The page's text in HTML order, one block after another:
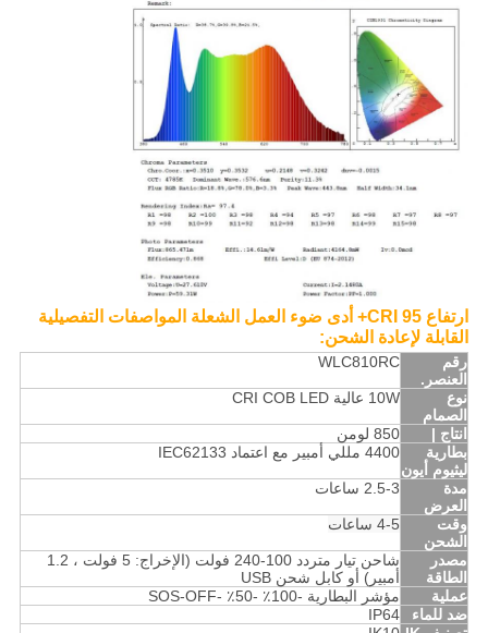
ارتفاع CRI 95+ أدى ضوء العمل الشعلة المواصفات التفصيلية
القابلة لإعادة الشحن:
رقم
العنصر.
WLC810RC
نوع
الصمام
10W عالية CRI COB LED
انتاج |
850 لومن
بطارية
ليثيوم أيون
4400 مللي أمبير مع اعتماد IEC62133
مدة
العرض
2.5-3 ساعات
وقت
الشحن
4-5 ساعات
مصدر
الطاقة
شاحن تيار متردد 100-240 فولت (الإخراج: 5 فولت ، 1.2
أمبير) أو كابل شحن USB
عملية
مؤشر البطارية -100٪ -50٪ -SOS-OFF
ضد للماء
IP64